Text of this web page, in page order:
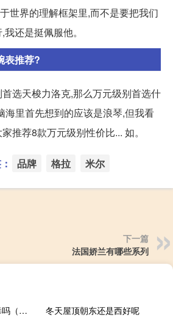
世界的理解框架里,而不是要把我们
还是挺佩服他。
表推荐?
选天梭力洛克,那么万元级别首选什
海里首先想到的应该是浪琴,但我看
推荐8款万元级别性价比... 如。
品牌 格拉 米尔
下一篇
法国娇兰有哪些系列
纤维板是什么材料有毒吗（纤维板是什么）
冬天屋顶朝东还是西好呢